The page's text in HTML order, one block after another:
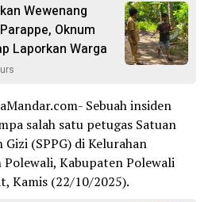
Wewenang
Oknum
Laporkan Warga
Sebuah insiden
salah satu petugas Satuan
(SPPG) di Kelurahan
Polewali, Kabupaten Polewali
Kamis (22/10/2025).